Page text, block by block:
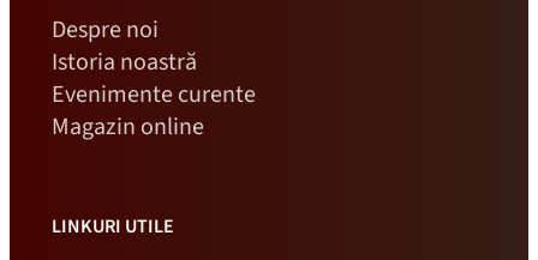
Despre noi
Istoria noastră
Evenimente curente
Magazin online
LINKURI UTILE